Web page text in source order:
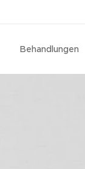
Behandlungen